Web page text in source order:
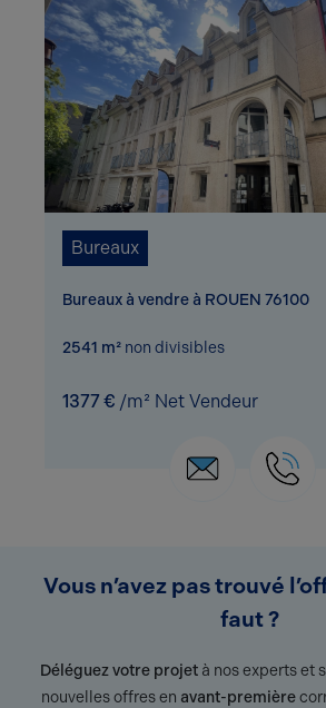
Bureaux
Bureaux à vendre à ROUEN 76100
2541 m² non divisibles
1377 € /m² Net Vendeur
Vous n’avez pas trouvé
faut ?
Déléguez votre projetà nos experts et
nouvelles offres en avant-première